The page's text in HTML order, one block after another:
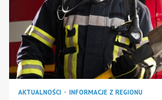
AKTUALNOŚCI INFORMACJE Z REGIONU